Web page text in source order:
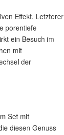
Effekt. Letzterer
porentiefe
ein Besuch im
mit
der
Set mit
diesen Genuss